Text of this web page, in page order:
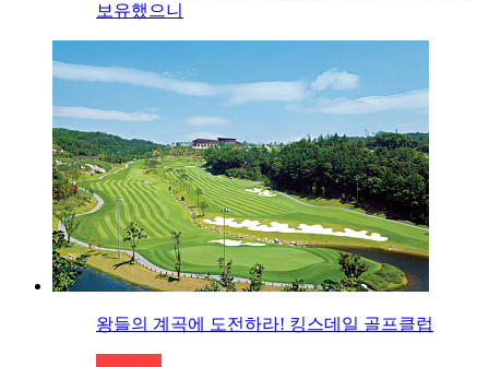
보유했으니
왕들의 계곡에 도전하라! 킹스데일 골프클럽